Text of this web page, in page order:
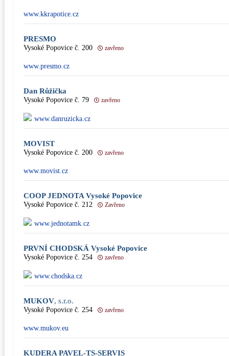
www.kkrapotice.cz
PRESMO
Vysoké Popovice č. 200 zavřeno
www.presmo.cz
Dan Růžička
Vysoké Popovice č. 79 zavřeno
www.danruzicka.cz
MOVIST
Vysoké Popovice č. 200 zavřeno
www.movist.cz
COOP JEDNOTA Vysoké Popovice
Vysoké Popovice č. 212 Zavřeno
www.jednotamk.cz
PRVNÍ CHODSKÁ Vysoké Popovice
Vysoké Popovice č. 254 zavřeno
www.chodska.cz
MUKOV, s.r.o.
Vysoké Popovice č. 254 zavřeno
www.mukov.eu
KUDERA PAVEL-TS-SERVIS